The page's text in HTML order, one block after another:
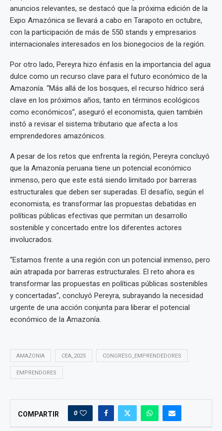
anuncios relevantes, se destacó que la próxima edición de la
Expo Amazónica se llevará a cabo en Tarapoto en octubre,
con la participación de más de 550 stands y empresarios
internacionales interesados en los bionegocios de la región.
Por otro lado, Pereyra hizo énfasis en la importancia del agua
dulce como un recurso clave para el futuro económico de la
Amazonía. “Más allá de los bosques, el recurso hídrico será
clave en los próximos años, tanto en términos ecológicos
como económicos”, aseguró el economista, quien también
instó a revisar el sistema tributario que afecta a los
emprendedores amazónicos.
A pesar de los retos que enfrenta la región, Pereyra concluyó
que la Amazonía peruana tiene un potencial económico
inmenso, pero que este está siendo limitado por barreras
estructurales que deben ser superadas. El desafío, según el
economista, es transformar las propuestas debatidas en
políticas públicas efectivas que permitan un desarrollo
sostenible y concertado entre los diferentes actores
involucrados.
“Estamos frente a una región con un potencial inmenso, pero
aún atrapada por barreras estructurales. El reto ahora es
transformar las propuestas en políticas públicas sostenibles
y concertadas”, concluyó Pereyra, subrayando la necesidad
urgente de una acción conjunta para liberar el potencial
económico de la Amazonía.
AMAZONIA CEA_2025 CONGRESO_EMPRENDEDORES
EMPRENDORES
COMPARTIR 0